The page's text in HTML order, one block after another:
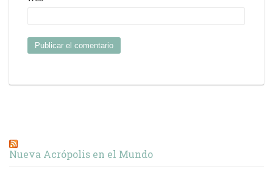
Nueva Acrópolis en el Mundo